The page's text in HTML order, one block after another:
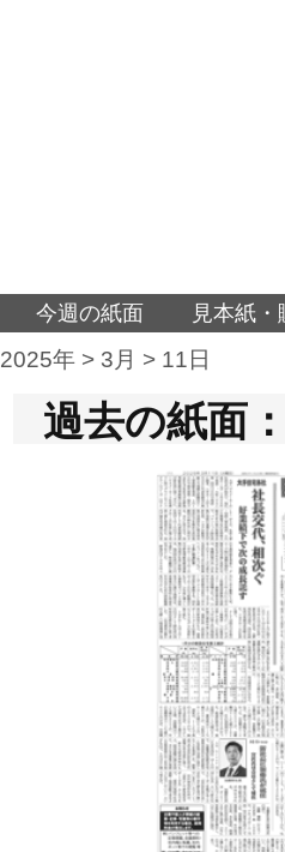
今週の紙面 見本紙
2025年 > 3月 > 11日
過去の紙面